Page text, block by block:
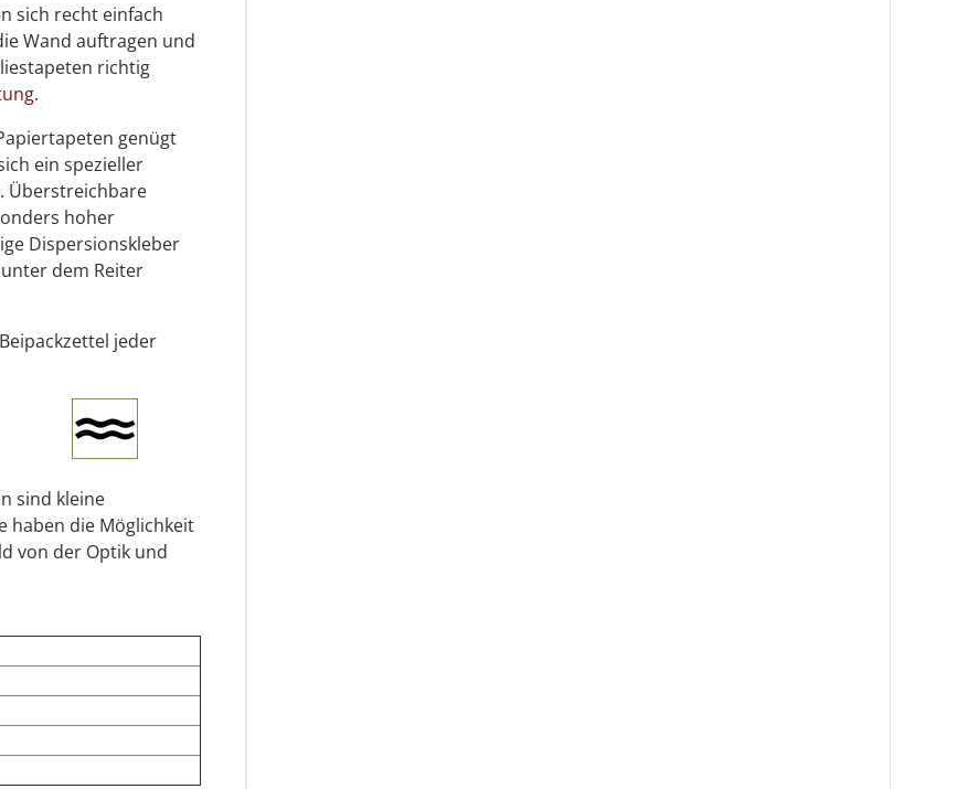
sich recht einfach
Wand auftragen und
richtig
.
genügt
ein spezieller
Überstreichbare
hoher
Dispersionskleber
dem Reiter
jeder
sind kleine
haben die Möglichkeit
von der Optik und